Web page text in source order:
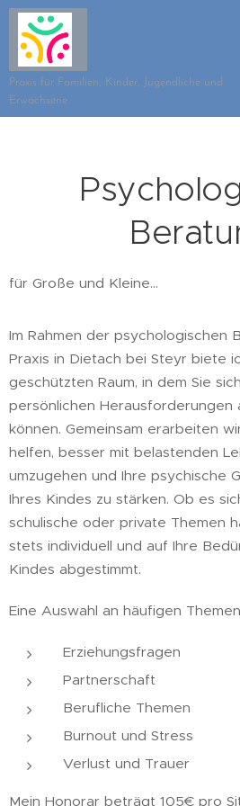
Praxis für Familien, Kinder, Jugendliche und
Erwachsene
für Große und Kleine...
Im Rahmen der psychologischen
Praxis in Dietach bei Steyr biete
geschützten Raum, in dem Sie
persönlichen Herausforderungen
können. Gemeinsam erarbeiten
helfen, besser mit belastenden
umzugehen und Ihre psychische
Ihres Kindes zu stärken. Ob es
schulische oder private Themen
stets individuell und auf Ihre
Kindes abgestimmt.
Eine Auswahl an häufigen
Erziehungsfragen
Partnerschaft
Berufliche Themen
Burnout und Stress
Verlust und Trauer
Mein Honorar beträgt 105€ pro